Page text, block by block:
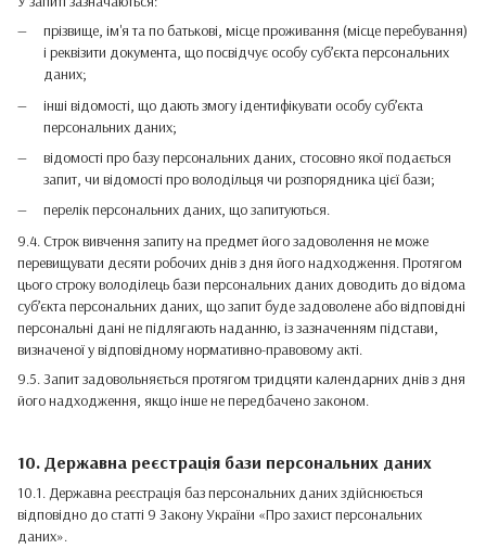
прізвище, ім'я та по батькові, місце проживання (місце перебування)
і реквізити документа, що посвідчує особу суб’єкта персональних
даних;
інші відомості, що дають змогу ідентифікувати особу суб’єкта
персональних даних;
відомості про базу персональних даних, стосовно якої подається
запит, чи відомості про володільця чи розпорядника цієї бази;
перелік персональних даних, що запитуються.
9.4. Строк вивчення запиту на предмет його задоволення не може
перевищувати десяти робочих днів з дня його надходження. Протягом
цього строку володілець бази персональних даних доводить до відома
суб’єкта персональних даних, що запит буде задоволене або відповідні
персональні дані не підлягають наданню, із зазначенням підстави,
визначеної у відповідному нормативно-правовому акті.
9.5. Запит задовольняється протягом тридцяти календарних днів з дня
його надходження, якщо інше не передбачено законом.
10. Державна реєстрація бази персональних даних
10.1. Державна реєстрація баз персональних даних здійснюється
відповідно до статті 9 Закону України «Про захист персональних
даних».